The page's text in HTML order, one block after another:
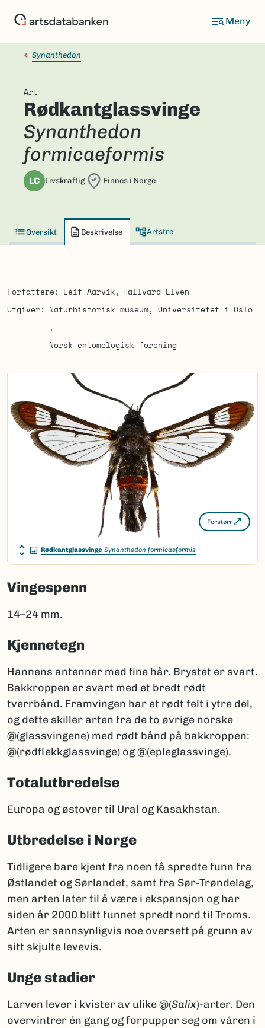
Synanthedon
Art
Rødkantglassvinge
Synanthedon
formicaeformis
LC Livskraftig Finnes i Norge
Oversikt Beskrivelse Artstre
Forfattere Leif Aarvik
Hallvard Elven
Utgiver
Naturhistorisk museum, Universitetet i Oslo
Norsk entomologisk forening
Forstørr
Rødkantglassvinge Synanthedon formicaeformis
Vingespenn
14–24 mm.
Kjennetegn
Hannens antenner med fine hår. Brystet er svart.
Bakkroppen er svart med et bredt rødt
tverrbånd. Framvingen har et rødt felt i ytre del,
og dette skiller arten fra de to øvrige norske
@(glassvingene) med rødt bånd på bakkroppen:
@(rødflekkglassvinge) og @(epleglassvinge).
Totalutbredelse
Europa og østover til Ural og Kasakhstan.
Utbredelse i Norge
Tidligere bare kjent fra noen få spredte funn fra
Østlandet og Sørlandet, samt fra Sør-Trøndelag,
men arten later til å være i ekspansjon og har
siden år 2000 blitt funnet spredt nord til Troms.
Arten er sannsynligvis noe oversett på grunn av
sitt skjulte levevis.
Unge stadier
Larven lever i kvister av ulike @(Salix)-arter. Den
overvintrer én gang og forpupper seg om våren i